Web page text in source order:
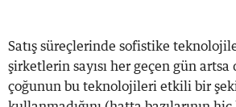
Satış süreçlerinde sofistike
şirketlerin sayısı her geçen gün artsa
çoğunun bu teknolojileri etkili bir